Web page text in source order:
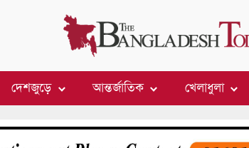
দেশজুড়ে আন্তর্জাতিক খেলাধুলা